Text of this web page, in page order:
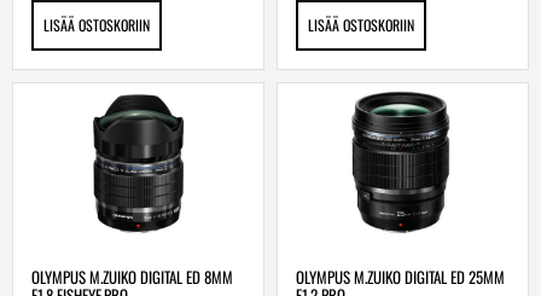
LISÄÄ OSTOSKORIIN LISÄÄ OSTOSKORIIN
OLYMPUS M.ZUIKO DIGITAL ED 8MM OLYMPUS M.ZUIKO DIGITAL ED 25MM